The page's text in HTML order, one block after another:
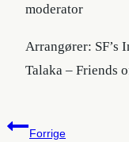
moderator
Arrangører: SF’s
Talaka – Friends
Forrige